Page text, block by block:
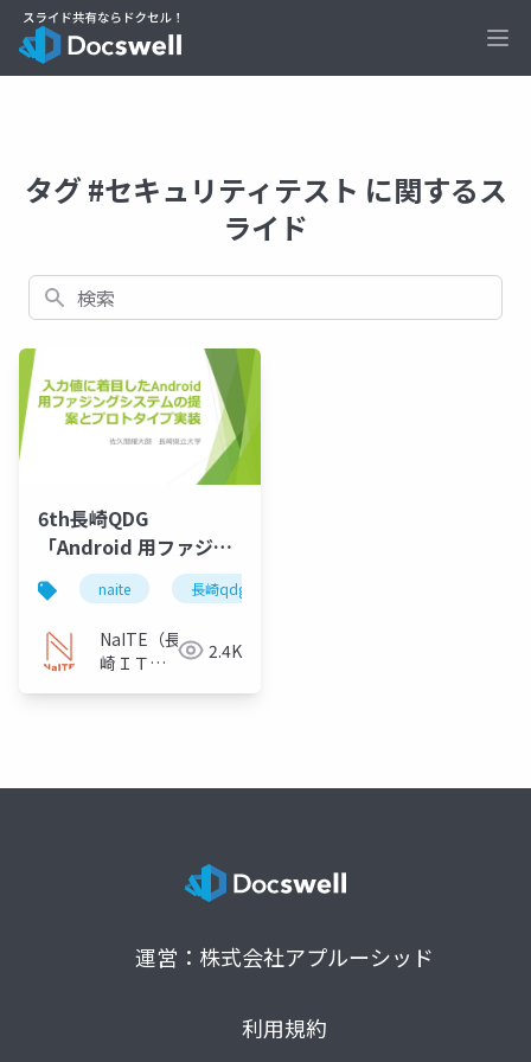
タグ #セキュリティテスト に関するス
ライド
検索
6th長崎QDG
「Android 用ファジン
グツールの適用及びそ
の性能評価」
naite 長崎qdg
NaITE（長
崎ＩＴ技
2.4K
運営：株式会社アプルーシッド
利用規約